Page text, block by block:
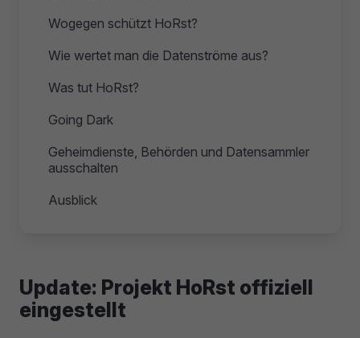
Wogegen schützt HoRst?
Wie wertet man die Datenströme aus?
Was tut HoRst?
Going Dark
Geheimdienste, Behörden und Datensammler
ausschalten
Ausblick
Update: Projekt HoRst offiziell
eingestellt